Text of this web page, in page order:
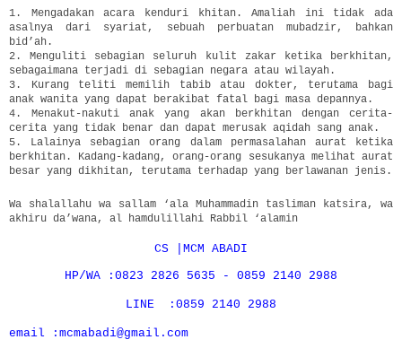
1. Mengadakan acara kenduri khitan. Amaliah ini tidak ada
asalnya dari syariat, sebuah perbuatan mubadzir, bahkan
bid’ah.
2. Menguliti sebagian seluruh kulit zakar ketika berkhitan,
sebagaimana terjadi di sebagian negara atau wilayah.
3. Kurang teliti memilih tabib atau dokter, terutama bagi
anak wanita yang dapat berakibat fatal bagi masa depannya.
4. Menakut-nakuti anak yang akan berkhitan dengan cerita-
cerita yang tidak benar dan dapat merusak aqidah sang anak.
5. Lalainya sebagian orang dalam permasalahan aurat ketika
berkhitan. Kadang-kadang, orang-orang sesukanya melihat aurat
besar yang dikhitan, terutama terhadap yang berlawanan jenis.
Wa shalallahu wa sallam ‘ala Muhammadin tasliman katsira, wa
akhiru da’wana, al hamdulillahi Rabbil ‘alamin
CS |MCM ABADI
HP/WA :0823 2826 5635 - 0859 2140 2988
LINE :0859 2140 2988
email :mcmabadi@gmail.com